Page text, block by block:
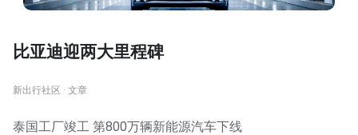
比亚迪迎两大里程碑
新出行社区 · 文章
泰国工厂竣工 第800万辆新能源汽车下线